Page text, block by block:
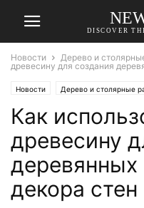
DISCOVER
Новости Дерево и
древесину для создания
Новости Дерево и столярные
Как
древесину
деревянных
декора стен